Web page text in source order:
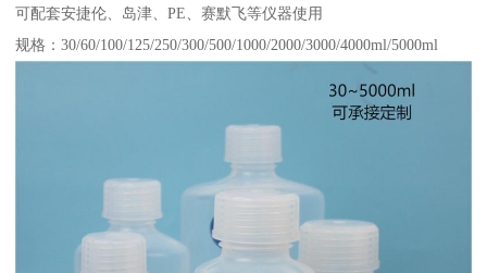
可配套安捷伦、岛津、PE、赛默飞等仪器使用
规格：30/60/100/125/250/300/500/1000/2000/3000/4000ml/5000ml